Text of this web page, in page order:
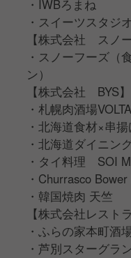
・IWBろまね
・スイーツスタジオ
【株式会社 スノ
・スノーフーズ（
ン）
【株式会社 BYS】
・札幌肉酒場VOLTA
・北海道食材×串
・北海道ダイニ
・タイ料理 SOI
・Churrasco
・韓国焼肉 天竺
【株式会社レスト
・ふらの家本町酒
・芦別スターグラ